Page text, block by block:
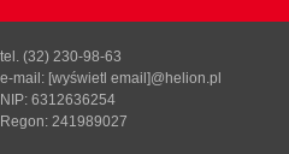
tel. (32) 230-98-63
e-mail: [wyświetl email]@helion.pl
NIP: 6312636254
Regon: 241989027